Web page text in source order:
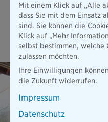
ExistenzBudget in einer
einem Unfall - und das
Mit einem Klick auf „Alle
dass Sie mit dem Einsatz
sind. Sie können die
Klick auf „Mehr
selbst bestimmen, welche
zulassen möchten.
Ihre Einwilligungen
die Zukunft widerrufen.
Impressum
Datenschutz